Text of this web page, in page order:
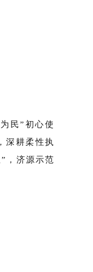
民”初心使
深耕柔性执
，济源示范